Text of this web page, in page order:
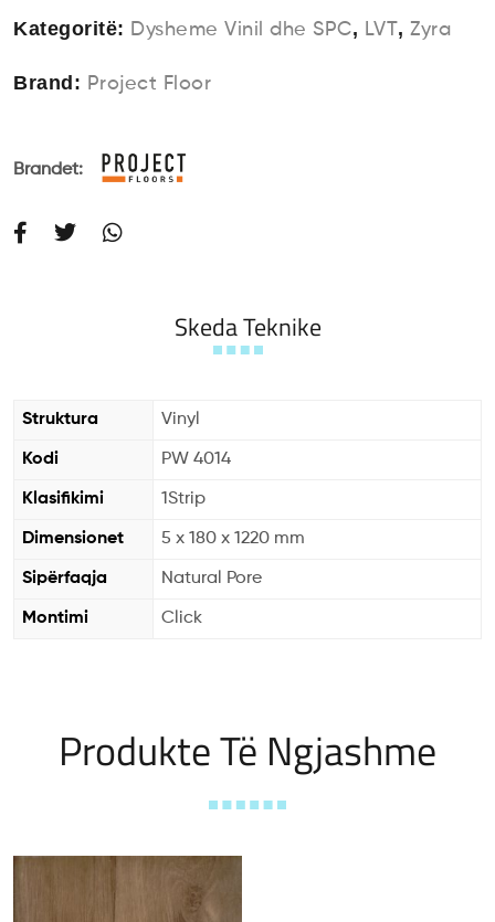
Kategoritë: Dysheme Vinil dhe SPC, LVT, Zyra
Brand: Project Floor
Brandet:
Skeda Teknike
Struktura Vinyl
Kodi PW 4014
Klasifikimi 1Strip
Dimensionet 5 x 180 x 1220 mm
Sipërfaqja Natural Pore
Montimi Click
Produkte Të Ngjashme